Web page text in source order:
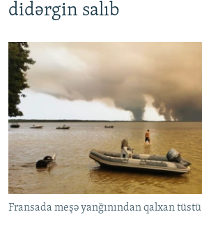
didərgin salıb
Fransada meşə yanğınından qalxan tüstü